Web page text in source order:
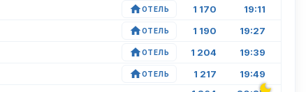
ОТЕЛЬ 1 170 19:11
ОТЕЛЬ 1 190 19:27
ОТЕЛЬ 1 204 19:39
ОТЕЛЬ 1 217 19:49